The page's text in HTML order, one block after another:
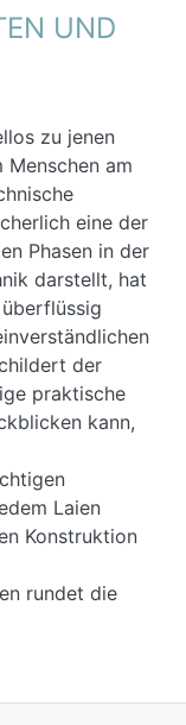
UND
zu jenen
Menschen am
eine der
Phasen in der
darstellt, hat
der
praktische
kann,
Laien
Konstruktion
rundet die